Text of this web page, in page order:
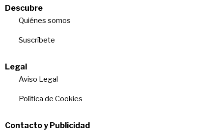
Descubre
Quiénes somos
Suscríbete
Legal
Aviso Legal
Política de Cookies
Contacto y Publicidad